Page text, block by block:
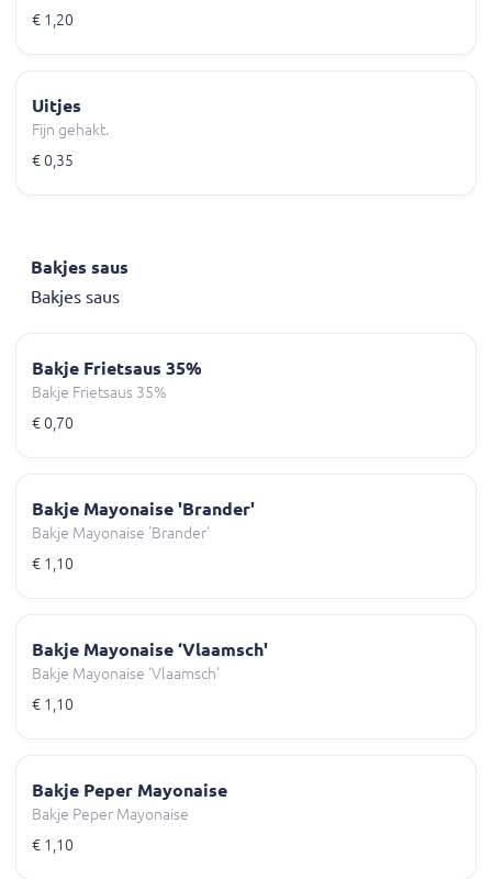
€ 1,20
Uitjes
Fijn gehakt.
€ 0,35
Bakjes saus
Bakjes saus
Bakje Frietsaus 35%
Bakje Frietsaus 35%
€ 0,70
Bakje Mayonaise 'Brander'
Bakje Mayonaise 'Brander'
€ 1,10
Bakje Mayonaise ‘Vlaamsch'
Bakje Mayonaise ‘Vlaamsch'
€ 1,10
Bakje Peper Mayonaise
Bakje Peper Mayonaise
€ 1,10